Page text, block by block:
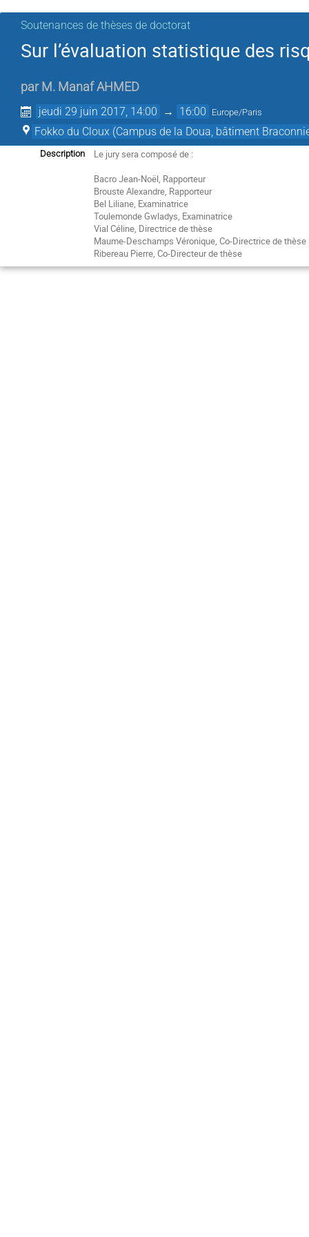
Soutenances de thèses de doctorat
Sur l’évaluation statistique des
par M. Manaf AHMED
jeudi 29 juin 2017, 14:00 → 16:00 Europe/Paris
Fokko du Cloux (Campus de la Doua, bâtiment
Description
Le jury sera composé de :
Bacro Jean-Noël, Rapporteur
Brouste Alexandre, Rapporteur
Bel Liliane, Examinatrice
Toulemonde Gwladys, Examinatrice
Vial Céline, Directrice de thèse
Maume-Deschamps Véronique, Co-Directrice de thèse
Ribereau Pierre, Co-Directeur de thèse